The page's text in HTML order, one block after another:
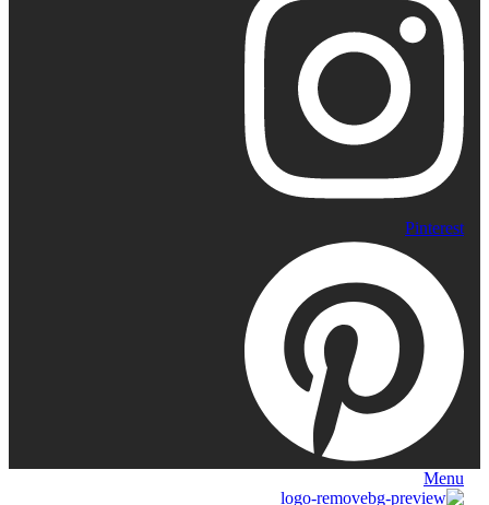
Pinterest
Menu